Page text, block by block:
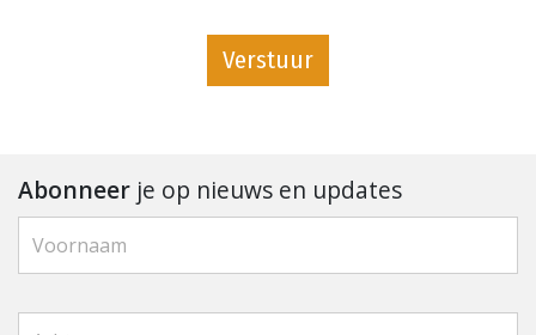
Abonneer je op nieuws en updates